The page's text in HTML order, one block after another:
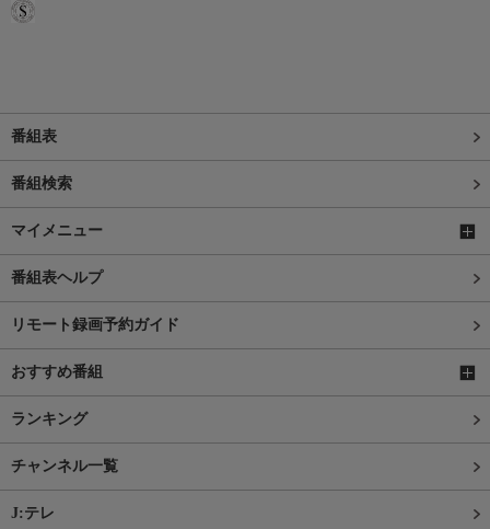
番組表
番組検索
マイメニュー
番組表ヘルプ
リモート録画予約ガイド
おすすめ番組
ランキング
チャンネル一覧
J:テレ